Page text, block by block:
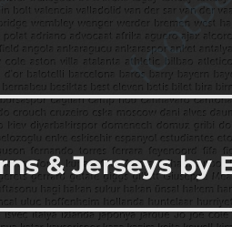
& Jerseys by